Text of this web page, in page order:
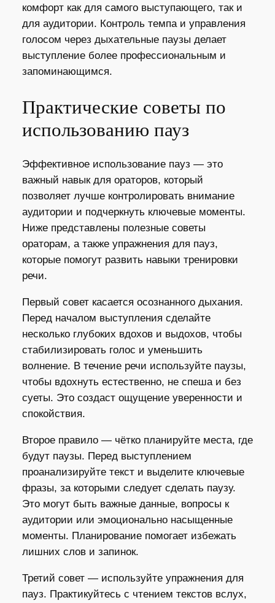
комфорт как для самого выступающего, так и
для аудитории. Контроль темпа и управления
голосом через дыхательные паузы делает
выступление более профессиональным и
запоминающимся.
Практические советы по
использованию пауз
Эффективное использование пауз — это
важный навык для ораторов, который
позволяет лучше контролировать внимание
аудитории и подчеркнуть ключевые моменты.
Ниже представлены полезные советы
ораторам, а также упражнения для пауз,
которые помогут развить навыки тренировки
речи.
Первый совет касается осознанного дыхания.
Перед началом выступления сделайте
несколько глубоких вдохов и выдохов, чтобы
стабилизировать голос и уменьшить
волнение. В течение речи используйте паузы,
чтобы вдохнуть естественно, не спеша и без
суеты. Это создаст ощущение уверенности и
спокойствия.
Второе правило — чётко планируйте места, где
будут паузы. Перед выступлением
проанализируйте текст и выделите ключевые
фразы, за которыми следует сделать паузу.
Это могут быть важные данные, вопросы к
аудитории или эмоционально насыщенные
моменты. Планирование помогает избежать
лишних слов и запинок.
Третий совет — используйте упражнения для
пауз. Практикуйтесь с чтением текстов вслух,